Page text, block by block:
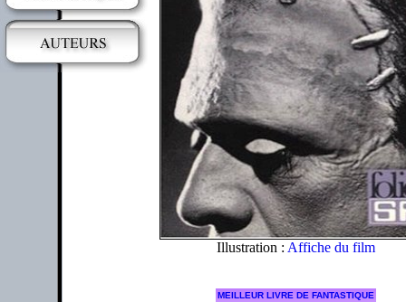
Illustration : Affiche du film
MEILLEUR LIVRE DE FANTASTIQUE